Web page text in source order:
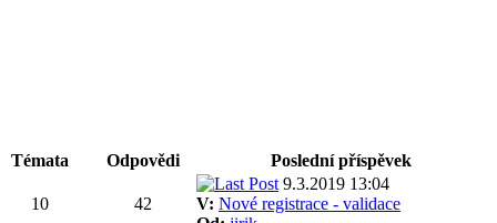
Témata Odpovědi Poslední příspěvek
10 42
9.3.2019 13:04
V: Nové registrace - validace